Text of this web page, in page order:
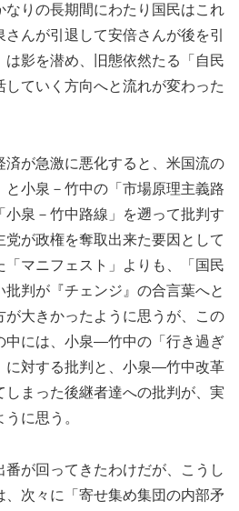
なりの長期間にわたり国民はこれ
んが引退して安倍さんが後を引
は影を潜め、旧態依然たる「自民
ていく方向へと流れが変わった
済が急激に悪化すると、米国流の
と小泉－竹中の「市場原理主義路
泉－竹中路線」を遡って批判す
党が政権を奪取出来た要因として
「マニフェスト」よりも、「国民
判が『チェンジ』の合言葉へと
が大きかったように思うが、この
中には、小泉―竹中の「行き過ぎ
に対する批判と、小泉―竹中改革
しまった後継者達への批判が、実
に思う。
番が回ってきたわけだが、こうし
、次々に「寄せ集め集団の内部矛